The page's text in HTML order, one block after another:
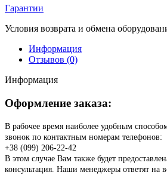
Гарантии
Условия возврата и обмена
Информация
Отзывов (0)
Информация
Оформление заказа:
В рабочее время наиболее удобным способом
звонок по контактным номерам телефонов:
+38 (099) 206-22-42
В этом случае Вам также будет
консультация. Наши менеджеры ответят на